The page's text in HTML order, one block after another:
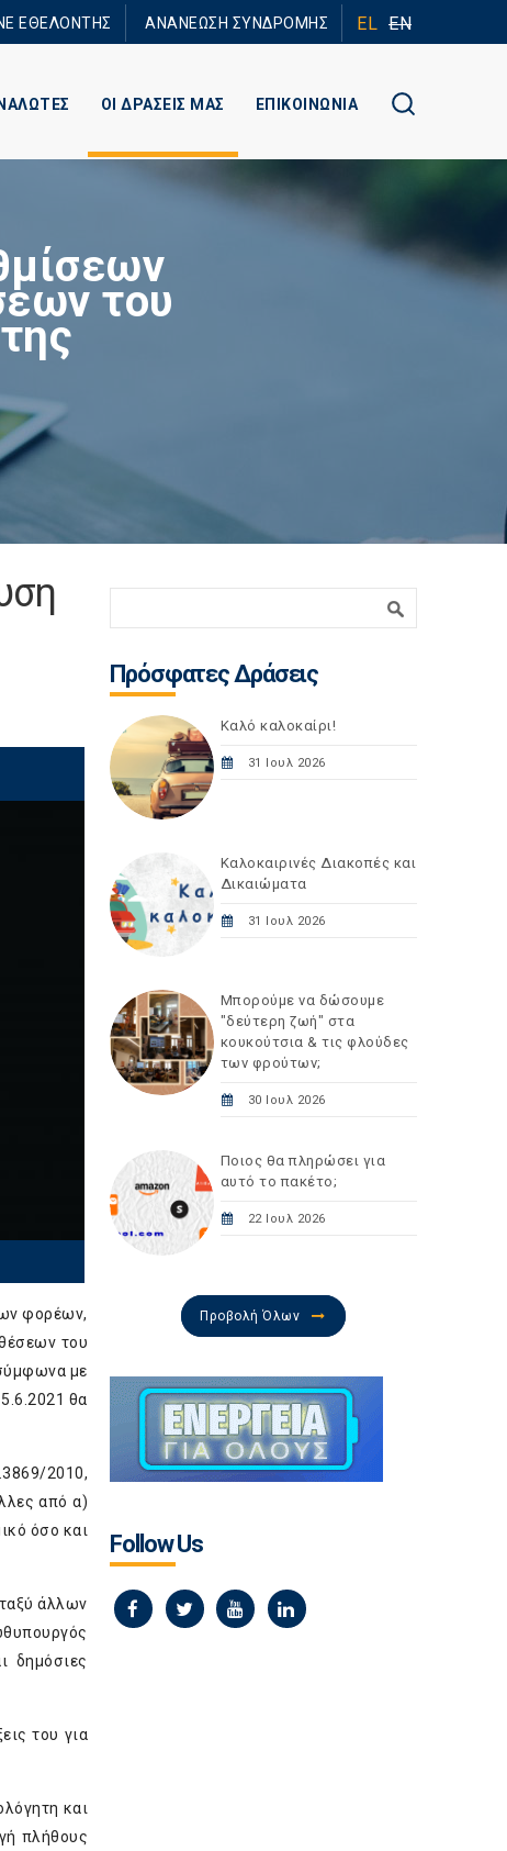
ΕΘΕΛΟΝΤΗΣ ΑΝΑΝΕΩΣΗ ΣΥΝΔΡΟΜΗΣ EL EN
ΟΙ ΔΡΑΣΕΙΣ ΜΑΣ ΕΠΙΚΟΙΝΩΝΙΑ
του
φορέων,
του
με
θα
2010,
από α)
όσο και
άλλων
δημόσιες
του για
και
πλήθους
Πρόσφατες Δράσεις
Καλό καλοκαίρι!
31 Ιουλ 2026
Καλοκαιρινές Διακοπές και
Δικαιώματα
31 Ιουλ 2026
Μπορούμε να δώσουμε
"δεύτερη ζωή" στα
κουκούτσια & τις φλούδες
των φρούτων;
30 Ιουλ 2026
Ποιος θα πληρώσει για
αυτό το πακέτο;
22 Ιουλ 2026
Προβολή Όλων
Follow Us